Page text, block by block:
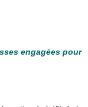
engagées pour